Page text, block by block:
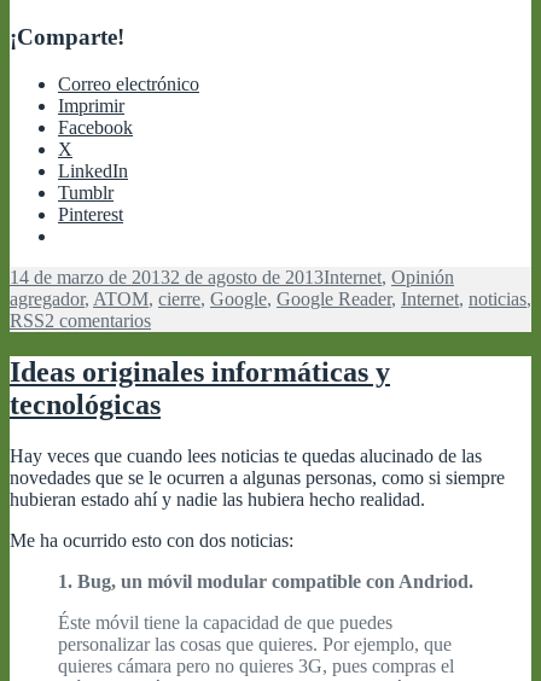
¡Comparte!
Correo electrónico
Imprimir
Facebook
X
LinkedIn
Tumblr
Pinterest
Publicado
el
14 de marzo de 20132 de agosto de 2013Categorías
Internet, Opinión
agregador, ATOM, cierre, Google, Google Reader, Internet, noticias,
RSS2 comentariosen
Reader
Ideas originales informáticas y
tecnológicas
Hay veces que cuando lees noticias te quedas alucinado de las
novedades que se le ocurren a algunas personas, como si siempre
hubieran estado ahí y nadie las hubiera hecho realidad.
Me ha ocurrido esto con dos noticias:
1. Bug, un móvil modular compatible con Andriod.
Éste móvil tiene la capacidad de que puedes
personalizar las cosas que quieres. Por ejemplo, que
quieres cámara pero no quieres 3G, pues compras el